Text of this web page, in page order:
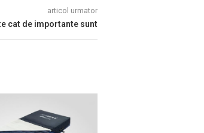
articol urmator
cat de importante sunt